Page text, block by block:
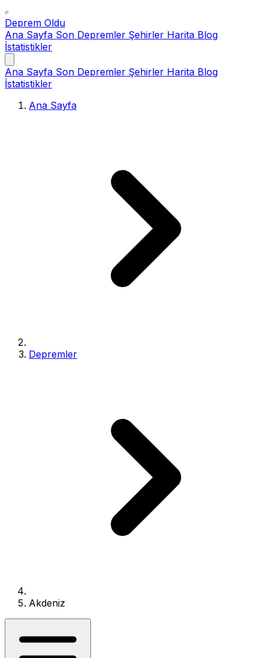
Deprem Oldu
Ana Sayfa Son Depremler Şehirler Harita Blog
İstatistikler
Ana Sayfa Son Depremler Şehirler Harita Blog
İstatistikler
Ana Sayfa
Depremler
Akdeniz